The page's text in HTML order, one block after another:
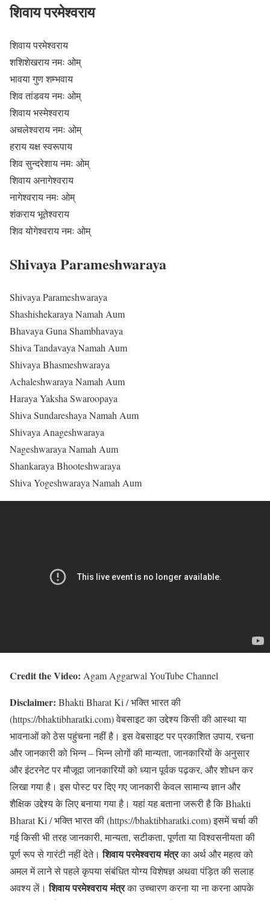
शिवाय परमेश्वराय
शिवाय परमेश्वराय
शशिशेखराय नमः ओम्
भावया गुण शम्भवाय
शिव तांडवय नमः ओम्
शिवाय भस्मेश्वराय
अचलेश्वराय नमः ओम्
हराय यक्ष स्वरूपाय
शिव सुन्दरेशाय नमः ओम्
शिवाय अनागेश्वराय
नागेश्वराय नमः ओम्
शंकराय भूतेश्वराय
शिव योगेश्वराय नमः ओम्
Shivaya Parameshwaraya
Shivaya Parameshwaraya
Shashishekaraya Namah Aum
Bhavaya Guna Shambhavaya
Shiva Tandavaya Namah Aum
Shivaya Bhasmeshwaraya
Achaleshwaraya Namah Aum
Haraya Yaksha Swaroopaya
Shiva Sundareshaya Namah Aum
Shivaya Anageshwaraya
Nageshwaraya Namah Aum
Shankaraya Bhooteshwaraya
Shiva Yogeshwaraya Namah Aum
Credit the Video: Agam Aggarwal YouTube Channel
Disclaimer: Bhakti Bharat Ki / भक्ति भारत की
(https://bhaktibharatki.com) वेबसाइट का उद्देश्य किसी की आस्था या
भावनाओं को ठेस पहुंचना नहीं है। इस वेबसाइट पर प्रकाशित उपाय, रचना
और जानकारी को भिन्न – भिन्न लोगों की मान्यता, जानकारियों के अनुसार
और इंटरनेट पर मौजूदा जानकारियों को ध्यान पूर्वक पढ़कर, और शोधन कर
लिखा गया है। इस पोस्ट पर दिए गए जानकारी केवल सामान्य ज्ञान और
शैक्षिक उद्देश्य के लिए बनाया गया है। यहां यह बताना जरूरी है कि Bhakti
Bharat Ki / भक्ति भारत की (https://bhaktibharatki.com) इसमें चर्चा की
गई किसी भी तरह जानकारी, मान्यता, सटीकता, पूर्णता या विश्वसनीयता की
पूर्ण रूप से गारंटी नहीं देते।शिवाय परमेश्वराय मंत्रका अर्थ और महत्व को
अमल में लाने से पहले कृपया संबंधित योग्य विशेषज्ञ अथवा पंड़ित की सलाह
अवश्य लें।शिवाय परमेश्वराय मंत्रका उच्चारण करना या ना करना आपके